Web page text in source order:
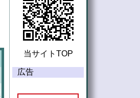
当サイトTOP
広告